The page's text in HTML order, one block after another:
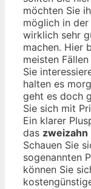
möchten Sie
möglich in
wirklich sehr
machen. Hier
meisten
Sie
halten es
geht es doch
Sie sich mit
Ein klarer
das zweizahn
Schauen Sie
sogenannten
können Sie